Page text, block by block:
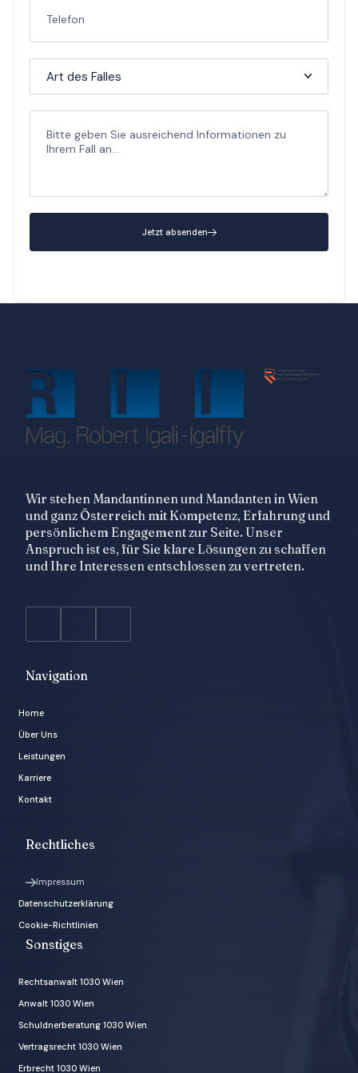
Jetzt absenden
Wir stehen Mandantinnen und Mandanten in Wien
und ganz Österreich mit Kompetenz, Erfahrung und
persönlichem Engagement zur Seite. Unser
Anspruch ist es, für Sie klare Lösungen zu schaffen
und Ihre Interessen entschlossen zu vertreten.
Navigation
Home
Über Uns
Leistungen
Karriere
Kontakt
Rechtliches
Impressum
Datenschutzerklärung
Cookie-Richtlinien
Sonstiges
Rechtsanwalt 1030 Wien
Anwalt 1030 Wien
Schuldnerberatung 1030 Wien
Vertragsrecht 1030 Wien
Erbrecht 1030 Wien